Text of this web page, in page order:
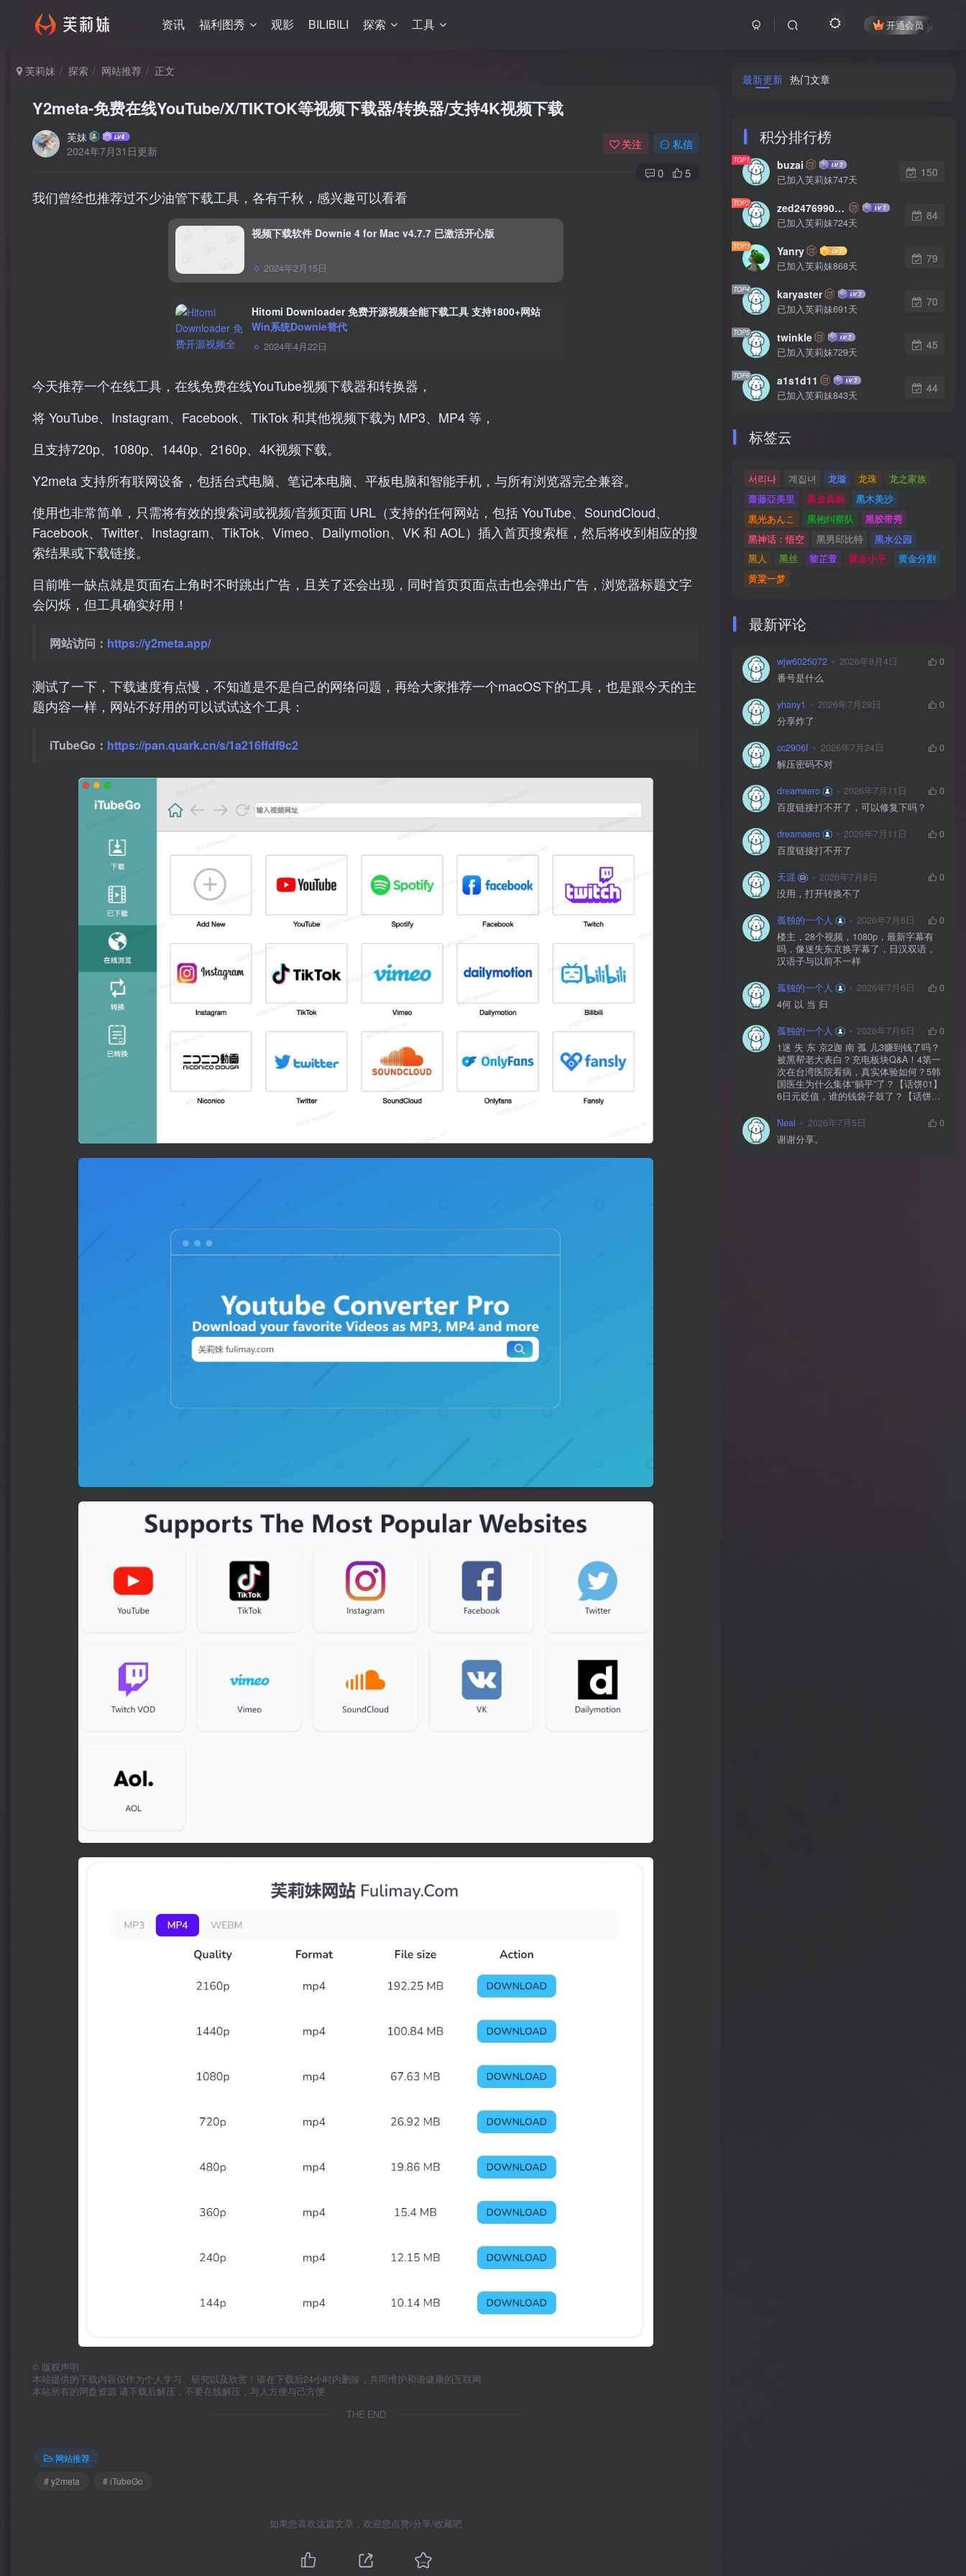
资讯 福利图秀 观影 BILIBILI 探索 工具 开通会员
芙莉妹 探索 网站推荐 正文
Y2meta-免费在线YouTube/X/TIKTOK等视频下载器/转换器/支持4K视频下载
芙妹
2024年7月31日更新
关注 私信
0 5
我们曾经也推荐过不少油管下载工具，各有千秋，感兴趣可以看看
视频下载软件 Downie 4 for Mac v4.7.7 已激活开心版
2024年2月15日
Hitomi Downloader 免费开源视频全能下载工具 支持1800+网站
Win系统Downie替代
2024年4月22日
今天推荐一个在线工具，在线免费在线YouTube视频下载器和转换器，
将 YouTube、Instagram、Facebook、TikTok 和其他视频下载为 MP3、MP4 等，
且支持720p、1080p、1440p、2160p、4K视频下载。
Y2meta 支持所有联网设备，包括台式电脑、笔记本电脑、平板电脑和智能手机，与所有浏览器完全兼容。
使用也非常简单，只需将有效的搜索词或视频/音频页面 URL（支持的任何网站，包括 YouTube、SoundCloud、
Facebook、Twitter、Instagram、TikTok、Vimeo、Dailymotion、VK 和 AOL）插入首页搜索框，然后将收到相应的搜
索结果或下载链接。
目前唯一缺点就是页面右上角时不时跳出广告，且关了还会出现，同时首页页面点击也会弹出广告，浏览器标题文字
会闪烁，但工具确实好用！
网站访问： https://y2meta.app/
测试了一下，下载速度有点慢，不知道是不是自己的网络问题，再给大家推荐一个macOS下的工具，也是跟今天的主
题内容一样，网站不好用的可以试试这个工具：
iTubeGo： https://pan.quark.cn/s/1a216ffdf9c2
© 版权声明
本站提供的下载内容仅作为个人学习、研究以及欣赏！请在下载后24小时内删除，共同维护和谐健康的互联网
本站所有的网盘资源 请下载后解压，不要在线解压，与人方便与己方便
THE END
网站推荐
# y2meta
# iTubeGo
如果您喜欢这篇文章，欢迎您点赞/分享/收藏吧
最新更新 热门文章
积分排行榜
TOP1 buzai
已加入芙莉妹747天
150
TOP2 zed2476990542
已加入芙莉妹724天
84
TOP3 Yanry
已加入芙莉妹868天
79
TOP4 karyaster
已加入芙莉妹691天
70
TOP5 twinkle
已加入芙莉妹729天
45
TOP6 a1s1d11
已加入芙莉妹843天
44
标签云
서리나 계집녀 龙璇 龙珠
龙之家族
齋藤亞美里
黒金真樹
黒木美沙
黒光あんこ
黑袍纠察队
黑胶带秀
黑神话：悟空
黑男邱比特
黑水公园
黑人
黑丝 黎芷萱 黄金小子
黄金分割
黄粱一梦
最新评论
wjw6025072 2026年8月4日
0
番号是什么
yhany1 2026年7月28日
0
分享炸了
cc2906f 2026年7月24日
0
解压密码不对
dreamaero 2026年7月11日
0
百度链接打不开了，可以修复下吗？
dreamaero 2026年7月11日
0
百度链接打不开了
天涯 2026年7月8日
0
没用，打开转换不了
孤独的一个人 2026年7月6日
0
楼主，28个视频，1080p，最新字幕有
吗，像迷失东京换字幕了，日汉双语，
汉语子与以前不一样
孤独的一个人 2026年7月6日
0
4何 以 当 归
孤独的一个人 2026年7月6日
0
1迷 失 东 京2迦 南 孤 儿3赚到钱了吗？
被黑帮老大表白？充电板块Q&A！4第一
次在台湾医院看病，真实体验如何？5韩
国医生为什么集体“躺平”了？【话饼01】
6日元贬值，谁的钱袋子鼓了？【话饼
【下】9神 佑 之 地10不 愈 之 殇11你 好
美 国12独 自 等 待13中国人拍的阿根
廷，阿根廷人怎么看？【独自等待
Neal 2026年7月5日
0
谢谢分享。